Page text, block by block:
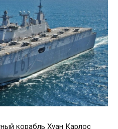
корабль Хуан Карлос